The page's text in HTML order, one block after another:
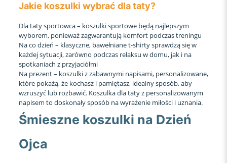
Jakie koszulki wybrać dla taty?
Dla taty sportowca – koszulki sportowe będą najlepszym
wyborem, ponieważ zagwarantują komfort podczas treningu
Na co dzień – klasyczne, bawełniane t-shirty sprawdzą się w
każdej sytuacji, zarówno podczas relaksu w domu, jak i na
spotkaniach z przyjaciółmi
Na prezent – koszulki z zabawnymi napisami, personalizowane,
które pokażą, że kochasz i pamiętasz, idealny sposób, aby
wzruszyć lub rozbawić. Koszulka dla taty z personalizowanym
napisem to doskonały sposób na wyrażenie miłości i uznania.
Śmieszne koszulki na Dzień
Ojca